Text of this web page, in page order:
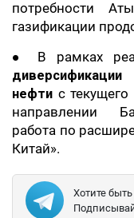
потребности
газификации
● В рамках
нефти с текущего
направлении
работа по
Китай».
Хотите